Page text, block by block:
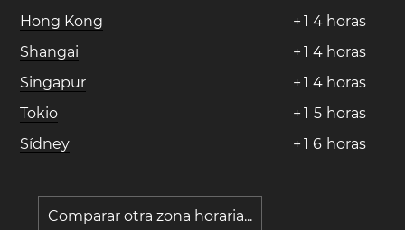
Hong Kong
+ 1 4 horas
Shangai
+ 1 4 horas
Singapur
+ 1 4 horas
Tokio
+ 1 5 horas
Sídney
+ 1 6 horas
Comparar otra zona horaria...